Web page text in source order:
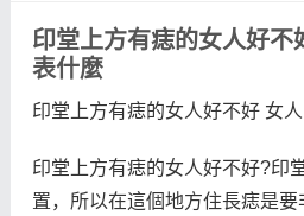
印堂上方有痣的女人好不
表什麼
印堂上方有痣的女人好不好 女
印堂上方有痣的女人好不好?印
置，所以在這個地方住長痣是